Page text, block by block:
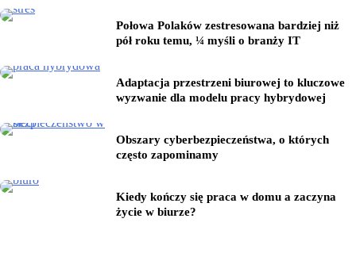
Połowa Polaków zestresowana bardziej niż
pół roku temu, ¼ myśli o branży IT
Adaptacja przestrzeni biurowej to kluczowe
wyzwanie dla modelu pracy hybrydowej
Obszary cyberbezpieczeństwa, o których
często zapominamy
Kiedy kończy się praca w domu a zaczyna
życie w biurze?